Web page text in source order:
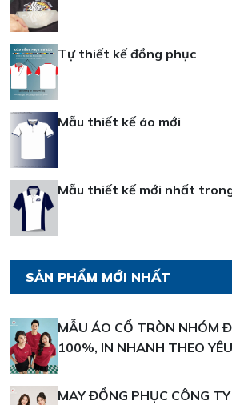
Tự thiết kế đồng phục
Mẫu thiết kế áo mới
Mẫu thiết kế mới nhất
SẢN PHẨM MỚI NHẤT
MẪU ÁO CỔ TRÒN NHÓM
100%, IN NHANH THEO
MAY ĐỒNG PHỤC CÔNG